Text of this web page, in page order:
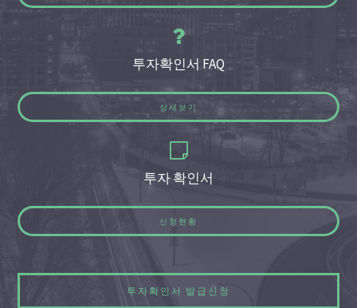
투자확인서 FAQ
상세보기
투자 확인서
신청현황
투자확인서 발급신청